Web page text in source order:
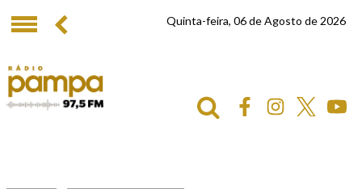
Quinta-feira, 06 de Agosto de 2026